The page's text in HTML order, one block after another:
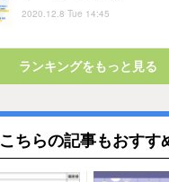
2020.12.8 Tue 14:45
ランキングをもっと見る
こちらの記事もおすす